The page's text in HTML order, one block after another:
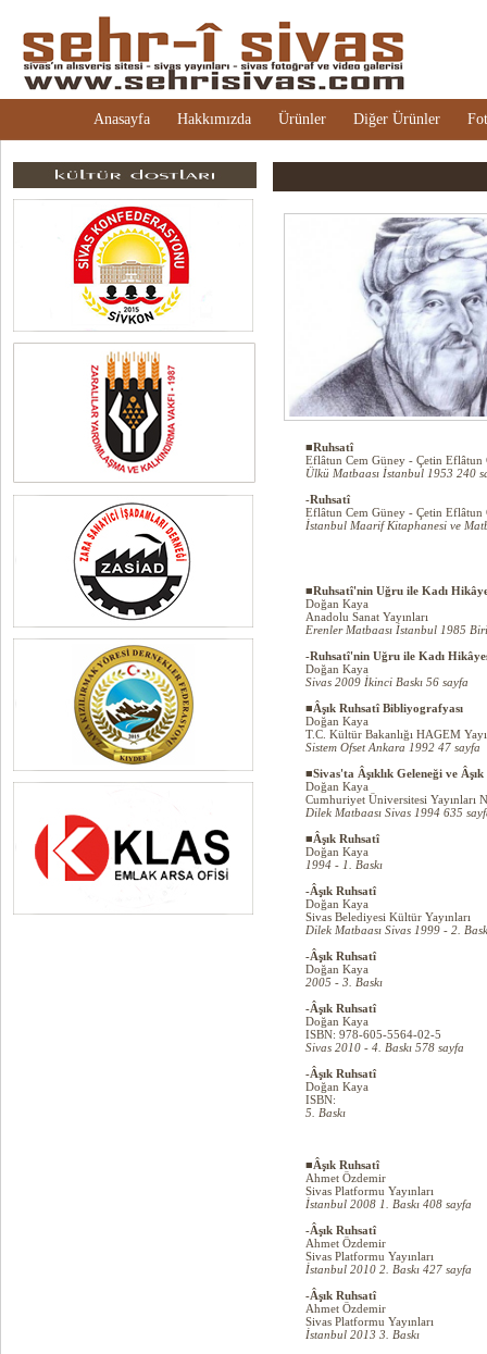
Anasayfa Hakkımızda Ürünler Diğer Ürünler
■Ruhsatî
Eflâtun Cem Güney - Çetin Eflâtun
Ülkü Matbaası İstanbul 1953 240
-Ruhsatî
Eflâtun Cem Güney - Çetin
İstanbul Maarif Kitaphanesi ve
■Ruhsatî'nin Uğru ile Kadı
Doğan Kaya
Anadolu Sanat Yayınları
Erenler Matbaası İstanbul 1985
-Ruhsatî'nin Uğru ile Kadı
Doğan Kaya
Sivas 2009 İkinci Baskı 56 sayfa
■Âşık Ruhsatî Bibliyografyası
Doğan Kaya
T.C. Kültür Bakanlığı HAGEM
Sistem Ofset Ankara 1992 47 sayfa
■Sivas'ta Âşıklık Geleneği ve
Doğan Kaya
Cumhuriyet Üniversitesi Yayınları
Dilek Matbaası Sivas 1994 635
■Âşık Ruhsatî
Doğan Kaya
1994 - 1. Baskı
-Âşık Ruhsatî
Doğan Kaya
Sivas Belediyesi Kültür Yayınları
Dilek Matbaası Sivas 1999 - 2.
-Âşık Ruhsatî
Doğan Kaya
2005 - 3. Baskı
-Âşık Ruhsatî
Doğan Kaya
ISBN: 978-605-5564-02-5
Sivas 2010 - 4. Baskı 578 sayfa
-Âşık Ruhsatî
Doğan Kaya
ISBN:
5. Baskı
■Âşık Ruhsatî
Ahmet Özdemir
Sivas Platformu Yayınları
İstanbul 2008 1. Baskı 408 sayfa
-Âşık Ruhsatî
Ahmet Özdemir
Sivas Platformu Yayınları
İstanbul 2010 2. Baskı 427 sayfa
-Âşık Ruhsatî
Ahmet Özdemir
Sivas Platformu Yayınları
İstanbul 2013 3. Baskı